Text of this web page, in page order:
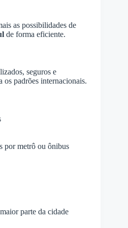
as possibilidades de
de forma eficiente.
seguros e
os padrões internacionais.
por metrô ou ônibus
parte da cidade